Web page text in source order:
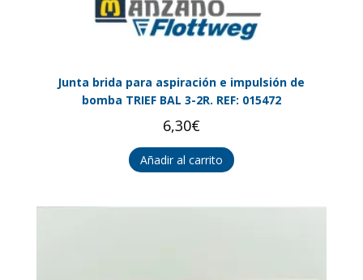
Junta brida para aspiración e impulsión de
bomba TRIEF BAL 3-2R. REF: 015472
6,30€
Añadir al carrito